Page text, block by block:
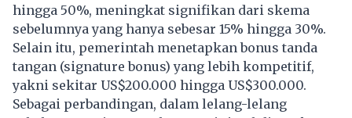
hingga 50%, meningkat signifikan dari skema
sebelumnya yang hanya sebesar 15% hingga 30%.
Selain itu, pemerintah menetapkan bonus tanda
tangan (signature bonus) yang lebih kompetitif,
yakni sekitar US$200.000 hingga US$300.000.
Sebagai perbandingan, dalam lelang-lelang